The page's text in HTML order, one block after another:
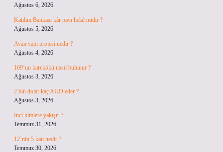
Ağustos 6, 2026
Katılım Bankası kâr payı helal midir ?
Ağustos 5, 2026
Avan yapı projesi nedir ?
Ağustos 4, 2026
169’un karekökü nasıl bulunur ?
Ağustos 3, 2026
2 bin dolar kaç AUD eder ?
Ağustos 3, 2026
İnci kimlere yakışır ?
Temmuz 31, 2026
12’nin 5 katı nedir ?
Temmuz 30, 2026